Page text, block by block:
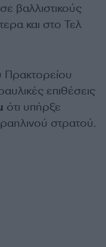
βαλλιστικούς
και στο Τελ
επιθέσεις
ότι υπήρξε
στρατού.